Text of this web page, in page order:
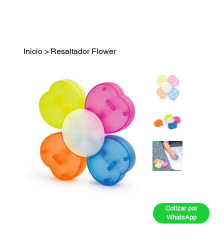
Inicio > Resaltador Flower
Cotizar por
WhatsApp